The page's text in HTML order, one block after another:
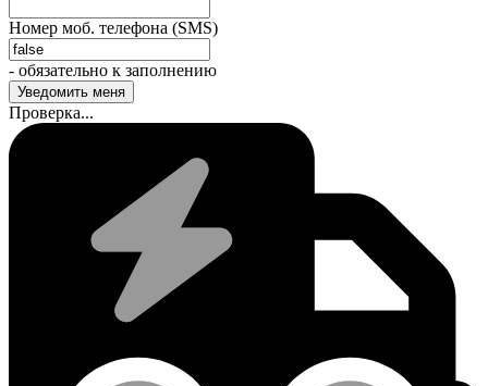
Номер моб. телефона (SMS)
- обязательно к заполнению
Проверка...